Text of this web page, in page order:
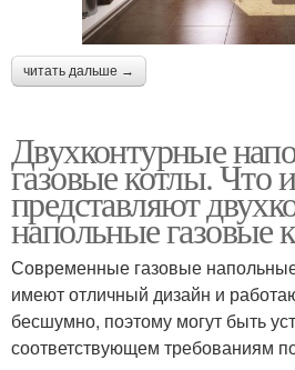
читать дальше →
Двухконтурные
газовые котлы. Что
представляют
напольные газовые
Современные газовые
имеют отличный дизайн и
бесшумно, поэтому могут быть
соответствующем требованиям